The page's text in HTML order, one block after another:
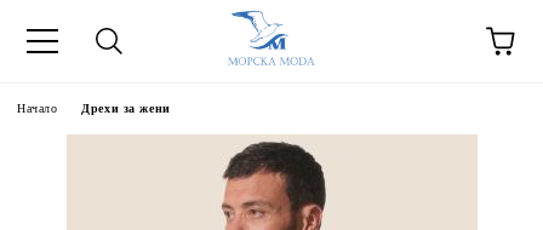
Начало Дрехи за жени